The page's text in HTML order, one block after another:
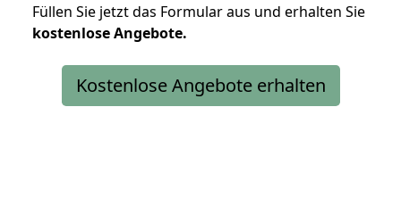
Füllen Sie jetzt das Formular aus und erhalten Sie
kostenloseAngebote.
Kostenlose Angebote erhalten